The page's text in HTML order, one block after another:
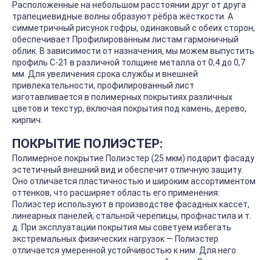
Расположенные на небольшом расстоянии друг от друга
трапециевидные волны образуют рёбра жёсткости. А
симметричный рисунок гофры, одинаковый с обеих сторон,
обеспечивает Профилированным листам гармоничный
облик. В зависимости от назначения, мы можем выпустить
профиль С-21 в различной толщине металла от 0,4 до 0,7
мм. Для увеличения срока службы и внешней
привлекательности, профилированный лист
изготавливается в полимерных покрытиях различных
цветов и текстур, включая покрытия под камень, дерево,
кирпич.
ПОКРЫТИЕ ПОЛИЭСТЕР:
Полимерное покрытие Полиэстер (25 мкм) подарит фасаду
эстетичный внешний вид и обеспечит отличную защиту.
Оно отличается пластичностью и широким ассортиментом
оттенков, что расширяет область его применения:
Полиэстер используют в производстве фасадных кассет,
линеарных панелей, стальной черепицы, профнастила и т.
д. При эксплуатации покрытия мы советуем избегать
экстремальных физических нагрузок — Полиэстер
отличается умеренной устойчивостью к ним. Для него